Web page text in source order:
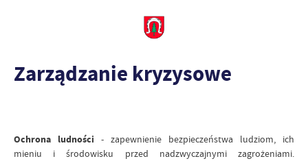
Zarządzanie kryzysowe
Ochrona ludności - zapewnienie bezpieczeństwa ludziom, ich
mieniu i środowisku przed nadzwyczajnymi zagrożeniami.